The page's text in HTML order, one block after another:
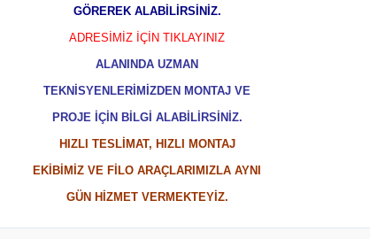
GÖREREK ALABİLİRSİNİZ.
ADRESİMİZ İÇİN TIKLAYINIZ
ALANINDA UZMAN
TEKNİSYENLERİMİZDEN MONTAJ VE
PROJE İÇİN BİLGİ ALABİLİRSİNİZ.
HIZLI TESLİMAT, HIZLI MONTAJ
EKİBİMİZ VE FİLO ARAÇLARIMIZLA AYNI
GÜN HİZMET VERMEKTEYİZ.